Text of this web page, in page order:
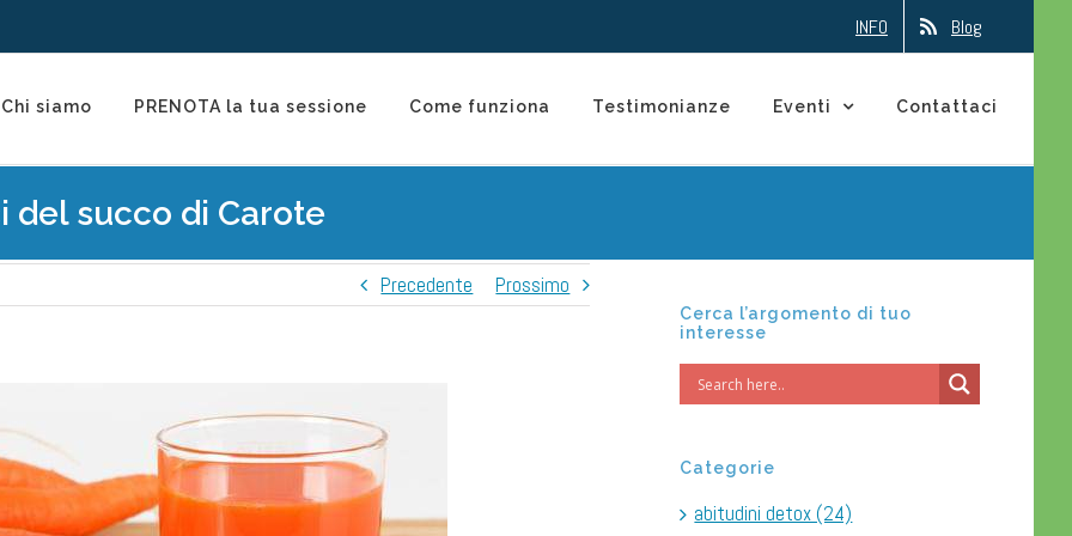
INFO Blog
Chi siamo PRENOTA la tua sessione Come funziona Testimonianze Eventi Contattaci
del succo di Carote
Precedente Prossimo
Cerca l’argomento di tuo
interesse
Categorie
abitudini detox (24)